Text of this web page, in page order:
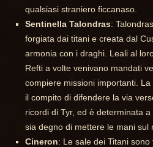
qualsiasi straniero ficcanaso.
Sentinella Talondras:
forgiata dai titani e creata dal
armonia con i draghi. Leali al
Refti a volte venivano mandati
compiere missioni importanti.
il compito di difendere la via
ricordi di Tyr, ed è determinata
sia degno di mettere le mani sul
Cineron: Le sale dei Titani